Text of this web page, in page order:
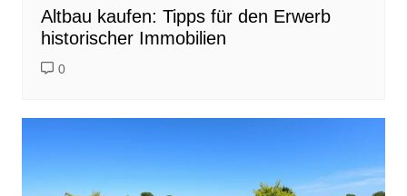
Altbau kaufen: Tipps für den Erwerb
historischer Immobilien
0